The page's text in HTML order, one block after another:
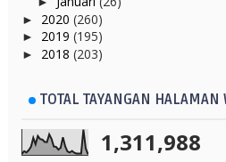
► 2020 (260)
► 2019 (195)
► 2018 (203)
TOTAL TAYANGAN HALAMAN
1,311,988